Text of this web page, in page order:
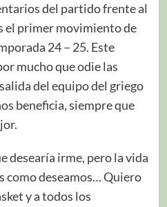
del partido frente al
el primer movimiento de
24 – 25. Este
mucho que odie las
del equipo del griego
beneficia, siempre que
desearía irme, pero la vida
como deseamos… Quiero
y a todos los